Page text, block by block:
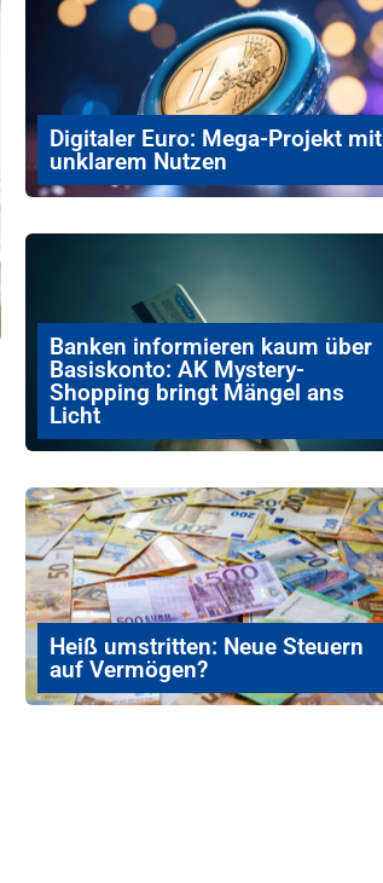
Digitaler Euro: Mega-Projekt mit
unklarem Nutzen
Banken informieren kaum über
Basiskonto: AK Mystery-
Shopping bringt Mängel ans
Licht
Heiß umstritten: Neue Steuern
auf Vermögen?